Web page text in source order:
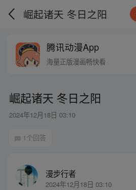
崛起诸天 冬日之阳
腾讯动漫App
海量正版漫画畅快看
崛起诸天 冬日之阳
2024年12月18日 03:10
1个回答
漫步行者
2024年12月18日 03:10